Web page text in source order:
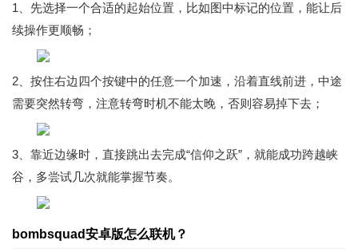
1、先选择一个合适的起始位置，比如图中标记的位置，能让后
续操作更顺畅；
2、按住右边四个按键中的任意一个加速，沿着直线前进，中途
需要突然转弯，注意转弯时机不能太晚，否则容易掉下去；
3、靠近边缘时，直接跳出去完成“信仰之跃”，就能成功跨越峡
谷，多尝试几次就能掌握节奏。
bombsquad安卓版怎么联机？